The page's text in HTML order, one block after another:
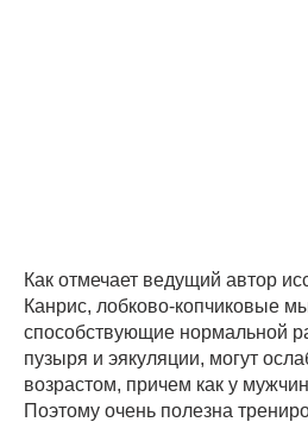
Как отмечает ведущий автор
Канрис, лобково-копчиковые
способствующие нормальной
пузыря и эякуляции, могут
возрастом, причем как у
Поэтому очень полезна